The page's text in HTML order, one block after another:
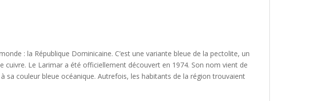
: la République Dominicaine. C’est une variante bleue de la pectolite, un
cuivre. Le Larimar a été officiellement découvert en 1974. Son nom vient de
couleur bleue océanique. Autrefois, les habitants de la région trouvaient